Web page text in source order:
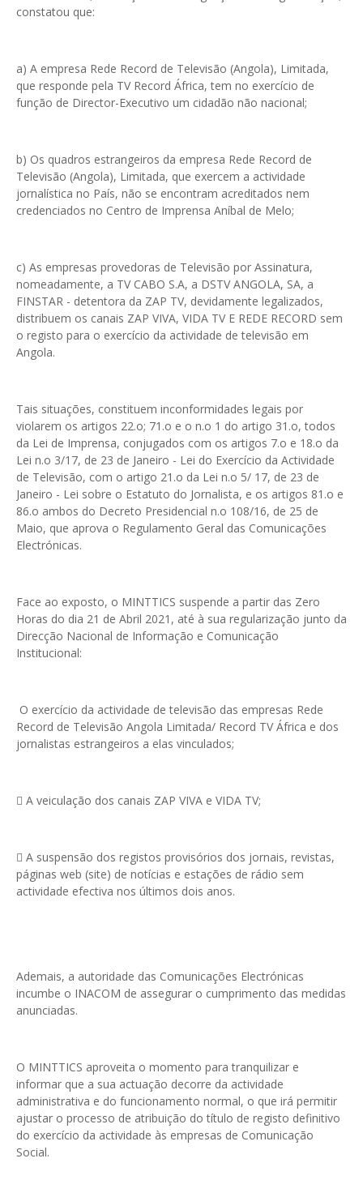
constatou que:
a) A empresa Rede Record de Televisão (Angola), Limitada,
que responde pela TV Record África, tem no exercício de
função de Director-Executivo um cidadão não nacional;
b) Os quadros estrangeiros da empresa Rede Record de
Televisão (Angola), Limitada, que exercem a actividade
jornalística no País, não se encontram acreditados nem
credenciados no Centro de Imprensa Aníbal de Melo;
c) As empresas provedoras de Televisão por Assinatura,
nomeadamente, a TV CABO S.A, a DSTV ANGOLA, SA, a
FINSTAR - detentora da ZAP TV, devidamente legalizados,
distribuem os canais ZAP VIVA, VIDA TV E REDE RECORD sem
o registo para o exercício da actividade de televisão em
Angola.
Tais situações, constituem inconformidades legais por
violarem os artigos 22.o; 71.o e o n.o 1 do artigo 31.o, todos
da Lei de Imprensa, conjugados com os artigos 7.o e 18.o da
Lei n.o 3/17, de 23 de Janeiro - Lei do Exercício da Actividade
de Televisão, com o artigo 21.o da Lei n.o 5/ 17, de 23 de
Janeiro - Lei sobre o Estatuto do Jornalista, e os artigos 81.o e
86.o ambos do Decreto Presidencial n.o 108/16, de 25 de
Maio, que aprova o Regulamento Geral das Comunicações
Electrónicas.
Face ao exposto, o MINTTICS suspende a partir das Zero
Horas do dia 21 de Abril 2021, até à sua regularização junto da
Direcção Nacional de Informação e Comunicação
Institucional:
O exercício da actividade de televisão das empresas Rede
Record de Televisão Angola Limitada/ Record TV África e dos
jornalistas estrangeiros a elas vinculados;
 A veiculação dos canais ZAP VIVA e VIDA TV;
 A suspensão dos registos provisórios dos jornais, revistas,
páginas web (site) de notícias e estações de rádio sem
actividade efectiva nos últimos dois anos.
Ademais, a autoridade das Comunicações Electrónicas
incumbe o INACOM de assegurar o cumprimento das medidas
anunciadas.
O MINTTICS aproveita o momento para tranquilizar e
informar que a sua actuação decorre da actividade
administrativa e do funcionamento normal, o que irá permitir
ajustar o processo de atribuição do título de registo definitivo
do exercício da actividade às empresas de Comunicação
Social.